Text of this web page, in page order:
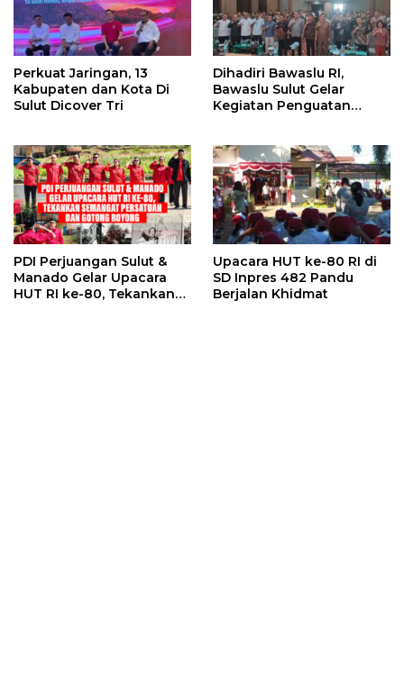
Perkuat Jaringan, 13
Kabupaten dan Kota Di
Sulut Dicover Tri
Dihadiri Bawaslu RI,
Bawaslu Sulut Gelar
Kegiatan Penguatan
PDI Perjuangan Sulut &
Manado Gelar Upacara
HUT RI ke-80, Tekankan
Upacara HUT ke-80 RI di
SD Inpres 482 Pandu
Berjalan Khidmat